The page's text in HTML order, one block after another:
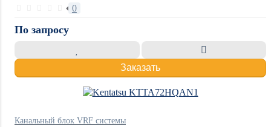
0
По запросу
Заказать
Канальный блок VRF системы